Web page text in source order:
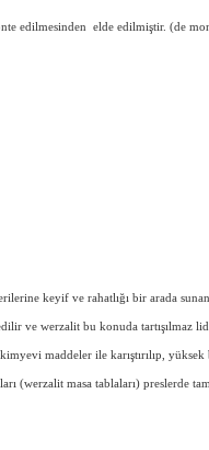
edilmesinden elde edilmiştir. (de
keyif ve rahatlığı bir arada
ve werzalit bu konuda tartışılmaz
maddeler ile karıştırılıp, yüksek
(werzalit masa tablaları) preslerde